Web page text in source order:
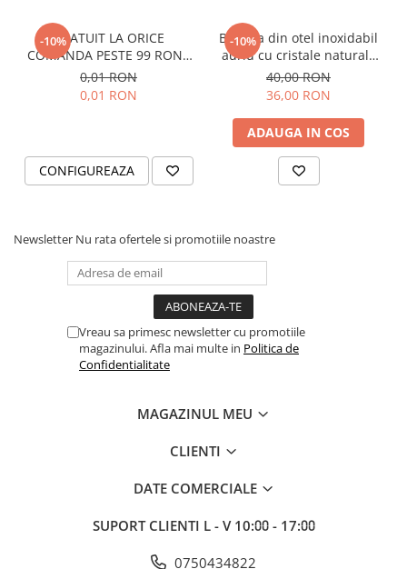
-10%GRATUIT LA ORICE
COMANDA PESTE 99 RON -
Cutie personalizata cadou
Black and Yang
0,01 RON
0,01 RON
CONFIGUREAZA
-10%
Bratara din otel inoxidabil
auriu cu cristale naturale
de pirita - abundenta,
prosperitate, succes
40,00 RON
36,00 RON
ADAUGA IN COS
Newsletter Nu rata ofertele si promotiile noastre
Vreau sa primesc newsletter cu promotiile
magazinului. Afla mai multe in Politica de
Confidentialitate
MAGAZINUL MEU
CLIENTI
DATE COMERCIALE
SUPORT CLIENTI L - V 10:⩇⩇ - 17:⩇⩇
0750434822